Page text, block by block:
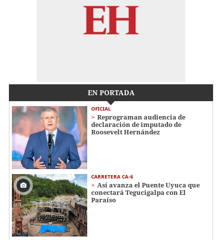
EN PORTADA
OFICIAL
Reprograman audiencia de
declaración de imputado de
Roosevelt Hernández
CARRETERA CA-6
Así avanza el Puente Uyuca que
conectará Tegucigalpa con El
Paraíso